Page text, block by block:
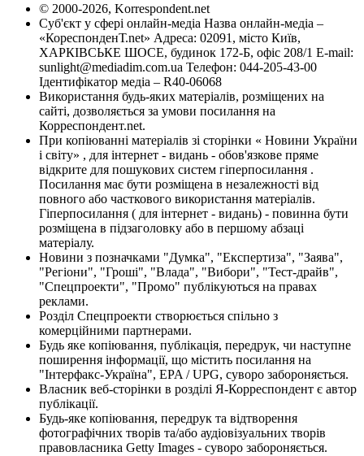
© 2000-2026, Korrespondent.net
Суб'єкт у сфері онлайн-медіа Назва онлайн-медіа –
«КореспонденТ.net» Адреса: 02091, місто Київ,
ХАРКІВСЬКЕ ШОСЕ, будинок 172-Б, офіс 208/1 E-mail:
sunlight@mediadim.com.ua Телефон: 044-205-43-00
Ідентифікатор медіа – R40-06068
Використання будь-яких матеріалів, розміщених на
сайті, дозволяється за умови посилання на
Корреспондент.net.
При копіюванні матеріалів зі сторінки « Новини України
і світу» , для інтернет - видань - обов'язкове пряме
відкрите для пошукових систем гіперпосилання .
Посилання має бути розміщена в незалежності від
повного або часткового використання матеріалів.
Гіперпосилання ( для інтернет - видань) - повинна бути
розміщена в підзаголовку або в першому абзаці
матеріалу.
Новини з позначками "Думка", "Експертиза", "Заява",
"Регіони", "Гроші", "Влада", "Вибори", "Тест-драйв",
"Спецпроекти", "Промо" публікуються на правах
реклами.
Розділ Спецпроекти створюється спільно з
комерційними партнерами.
Будь яке копіювання, публікація, передрук, чи наступне
поширення інформації, що містить посилання на
"Інтерфакс-Україна", EPA / UPG, суворо забороняється.
Власник веб-сторінки в розділі Я-Корреспондент є автор
публікації.
Будь-яке копіювання, передрук та відтворення
фотографічних творів та/або аудіовізуальних творів
правовласника Getty Images - суворо забороняється.